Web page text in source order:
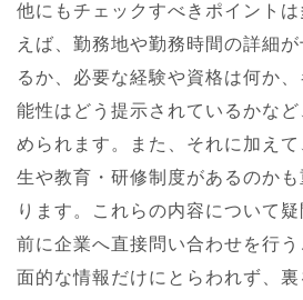
他にもチェックすべきポイント
えば、勤務地や勤務時間の詳細
るか、必要な経験や資格は何か
能性はどう提示されているかな
められます。また、それに加え
生や教育・研修制度があるのか
ります。これらの内容について
前に企業へ直接問い合わせを行
面的な情報だけにとらわれず、